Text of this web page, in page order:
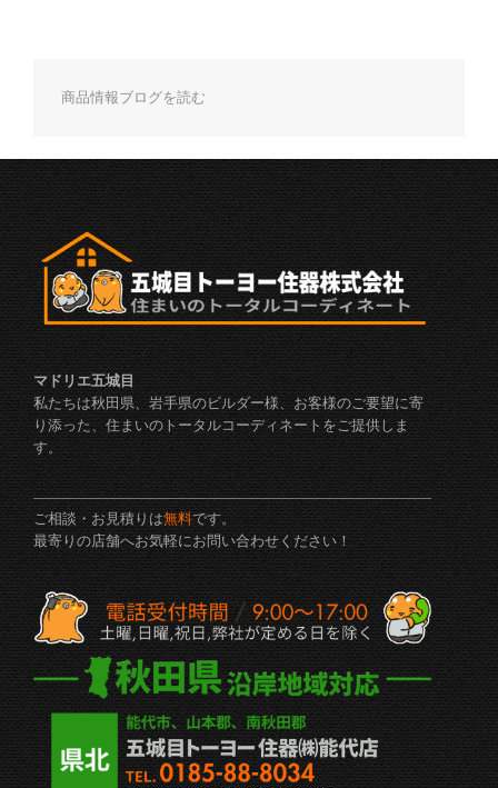
商品情報ブログを読む
マドリエ五城目
私たちは秋田県、岩手県のビルダー様、お客様のご要望に寄
り添った、住まいのトータルコーディネートをご提供しま
す。
ご相談・お見積りは無料です。
最寄りの店舗へお気軽にお問い合わせください！